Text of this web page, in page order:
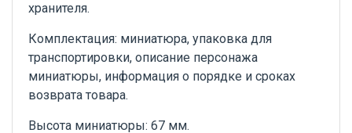
хранителя.
Комплектация: миниатюра, упаковка для
транспортировки, описание персонажа
миниатюры, информация о порядке и сроках
возврата товара.
Высота миниатюры: 67 мм.